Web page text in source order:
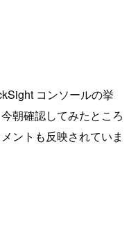
コンソールの挙
朝確認してみたところ
ントも反映されていま